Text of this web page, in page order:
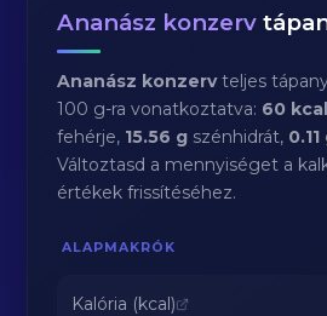
Ananász konzerv
Ananász konzervteljes
100 g-ra vonatkoztatva: 60 kcal
fehérje, 15.56 g szénhidrát, 0.11
Változtasd a mennyiséget a
értékek frissítéséhez.
ALAPMAKRÓK
Kalória (kcal)